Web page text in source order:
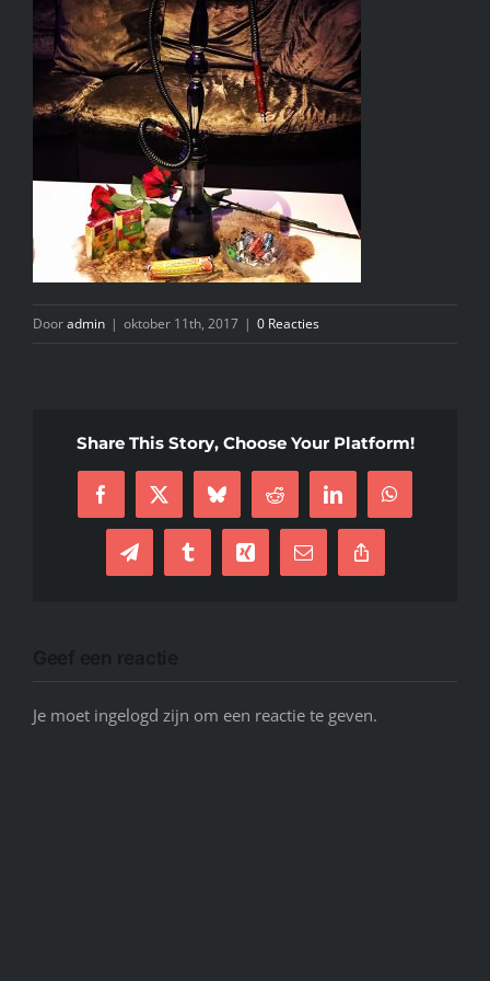
INFO
KIDS SPA PARTY
GIFTCARD
CONTACT
Dooradmin | oktober 11th, 2017 | 0 Reacties
Share This Story, Choose Your Platform!
Facebook
X BlueskyReddit LinkedInWhatsApp
TelegramTumblrXing
E-
mail
Copy
Link
Je moet ingelogd zijn om een reactie te geven.